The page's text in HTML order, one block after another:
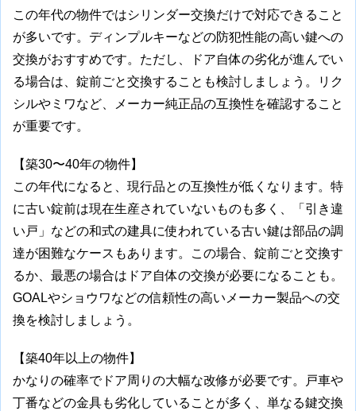
この年代の物件ではシリンダー交換だけで対応できること
が多いです。ディンプルキーなどの防犯性能の高い鍵への
交換がおすすめです。ただし、ドア自体の劣化が進んでい
る場合は、錠前ごと交換することも検討しましょう。リク
シルやミワなど、メーカー純正品の互換性を確認すること
が重要です。
【築30〜40年の物件】
この年代になると、現行品との互換性が低くなります。特
に古い錠前は現在生産されていないものも多く、「引き違
い戸」などの和式の建具に使われている古い鍵は部品の調
達が困難なケースもあります。この場合、錠前ごと交換す
るか、最悪の場合はドア自体の交換が必要になることも。
GOALやショウワなどの信頼性の高いメーカー製品への交
換を検討しましょう。
【築40年以上の物件】
かなりの確率でドア周りの大幅な改修が必要です。戸車や
丁番などの金具も劣化していることが多く、単なる鍵交換